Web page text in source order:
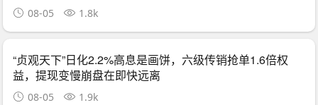
08-05 1.8k
“贞观天下”日化2.2%高息是画饼，六级传销抢单1.6倍权
益，提现变慢崩盘在即快远离
08-05 1.9k